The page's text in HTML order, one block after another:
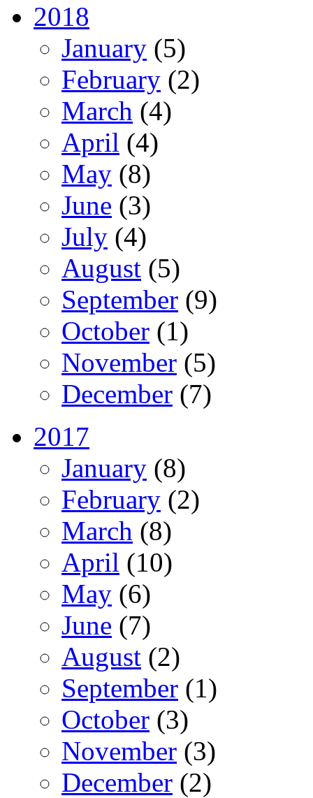
2018
January (5)
February (2)
March (4)
April (4)
May (8)
June (3)
July (4)
August (5)
September (9)
October (1)
November (5)
December (7)
2017
January (8)
February (2)
March (8)
April (10)
May (6)
June (7)
August (2)
September (1)
October (3)
November (3)
December (2)